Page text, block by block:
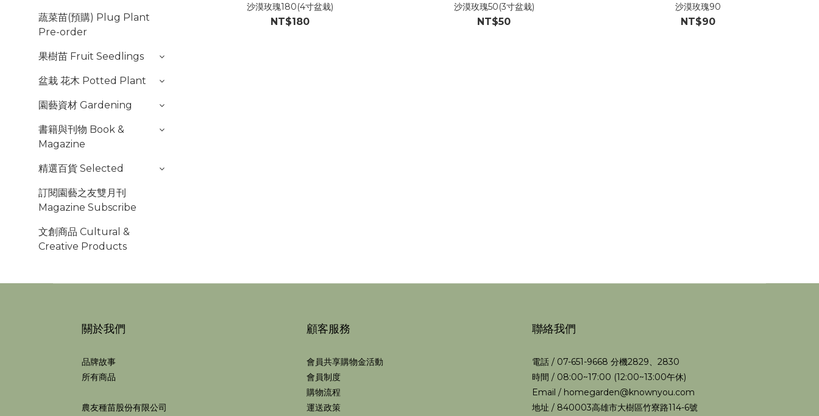
蔬菜苗(預購) Plug Plant
Pre-order
果樹苗 Fruit Seedlings
盆栽 花木 Potted Plant
園藝資材 Gardening
書籍與刊物 Book &
Magazine
精選百貨 Selected
訂閱園藝之友雙月刊
Magazine Subscribe
文創商品 Cultural &
Creative Products
沙漠玫瑰180(4寸盆栽)
NT$180
沙漠玫瑰50(3寸盆栽)
NT$50
沙漠玫瑰90
NT$90
關於我們
品牌故事
所有商品
農友種苗股份有限公司
顧客服務
會員共享購物金活動
會員制度
購物流程
運送政策
聯絡我們
電話 / 07-651-9668 分機2829、2830
時間 / 08:00~17:00 (12:00~13:00午休)
Email / homegarden@knownyou.com
地址 / 840003高雄市大樹區竹寮路114-6號